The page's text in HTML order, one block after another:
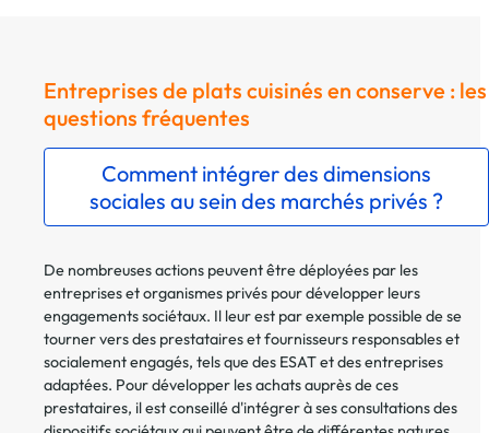
Entreprises de plats cuisinés en conserve : les
questions fréquentes
Comment intégrer des dimensions
sociales au sein des marchés privés ?
De nombreuses actions peuvent être déployées par les
entreprises et organismes privés pour développer leurs
engagements sociétaux. Il leur est par exemple possible de se
tourner vers des prestataires et fournisseurs responsables et
socialement engagés, tels que des ESAT et des entreprises
adaptées. Pour développer les achats auprès de ces
prestataires, il est conseillé d'intégrer à ses consultations des